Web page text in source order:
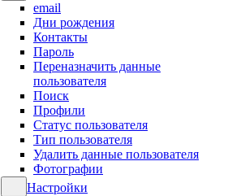
email
Дни рождения
Контакты
Пароль
Переназначить данные
пользователя
Поиск
Профили
Статус пользователя
Тип пользователя
Удалить данные пользователя
Фотографии
Настройки